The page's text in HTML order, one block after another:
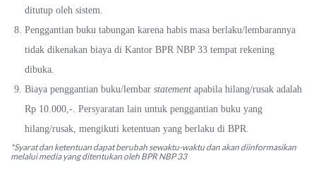
ditutup oleh sistem.
Penggantian buku tabungan karena habis masa berlaku/lembarannya
tidak dikenakan biaya di Kantor BPR NBP 33 tempat rekening
dibuka.
Biaya penggantian buku/lembar statement apabila hilang/rusak adalah
Rp 10.000,-. Persyaratan lain untuk penggantian buku yang
hilang/rusak, mengikuti ketentuan yang berlaku di BPR.
*Syarat dan ketentuan dapat berubah sewaktu-waktu dan akan diinformasikan
melalui media yang ditentukan oleh BPR NBP 33